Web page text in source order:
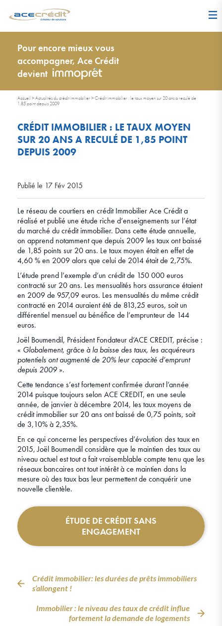
Pour encore mieux vous
accompagner, Ace Crédit
devient
Accueil >Actualités du crédit immobilier>Crédit immobilier : le taux moyen sur 20 ans a reculé de
1,85 point depuis 2009
CRÉDIT IMMOBILIER : LE TAUX MOYEN
SUR 20 ANS A RECULÉ DE 1,85 POINT
DEPUIS 2009
Publié le 17 Fév 2015
Le réseau de courtiers en crédit Immobilier Ace Crédit a
réalisé et publié une étude riche d’enseignements sur l’état
du marché du crédit immobilier. Dans cette étude annuelle,
on apprend notamment que depuis 2009 les taux ont baissé
de 1,85 points sur 20 ans. Le taux moyen était en effet de
4,60 % en 2009 alors que celui de 2014 était de 2,75%.
L’étude prend l’exemple d’un crédit de 150 000 euros
contracté sur 20 ans. Les mensualités hors assurance étaient
en 2009 de 957,09 euros. Les mensualités du même crédit
contracté en 2014 auraient été de 813,25 euros, soit un
différentiel mensuel au bénéfice de l’emprunteur de 144
euros.
Joël Boumendil, Président Fondateur d’ACE CREDIT, précise :
« Globalement, grâce à la baisse des taux, les acquéreurs
potentiels ont augmenté de 20% leur capacité d’emprunt
depuis 2009 ».
Cette tendance s’est fortement confirmée durant l’année
2014 puisque toujours selon ACE CREDIT, en une seule
année, de janvier à décembre 2014, les taux moyens de
crédit immobilier sur 20 ans ont baissé de 0,75 points, soit
de 3,10% à 2,35%.
En ce qui concerne les perspectives d’évolution des taux en
2015, Joël Boumendil considère que le maintien des taux au
niveau actuel est tout a fait vraisemblable compte tenu que les
réseaux bancaires ont tout intérêt à ce maintien dans la
mesure où des taux bas leur permettent de conquérir une
nouvelle clientèle.
ÉTUDE DE CRÉDIT SANS
ENGAGEMENT
Crédit immobilier: les durées de prêts immobiliers
s’allongent !
Immobilier : le niveau des taux de crédit influe
fortement la demande de logements